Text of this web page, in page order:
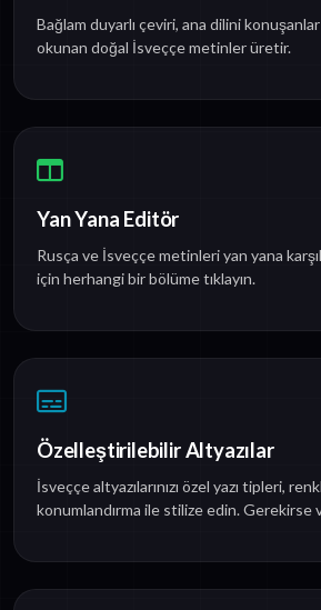
Bağlam duyarlı çeviri, ana dilini
okunan doğal İsveççe metinler üretir.
Yan Yana Editör
Rusça ve İsveççe metinleri yan yana
için herhangi bir bölüme tıklayın.
Özelleştirilebilir Altyazılar
İsveççe altyazılarınızı özel yazı tipleri,
konumlandırma ile stilize edin. Gerekirse